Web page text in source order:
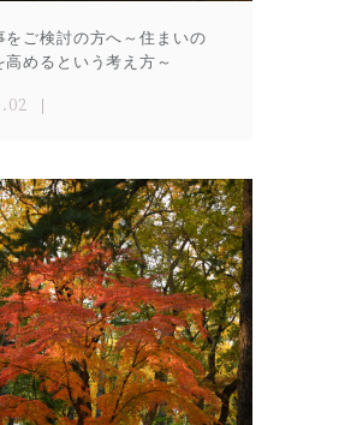
をご検討の方へ～住まいの
高めるという考え方～